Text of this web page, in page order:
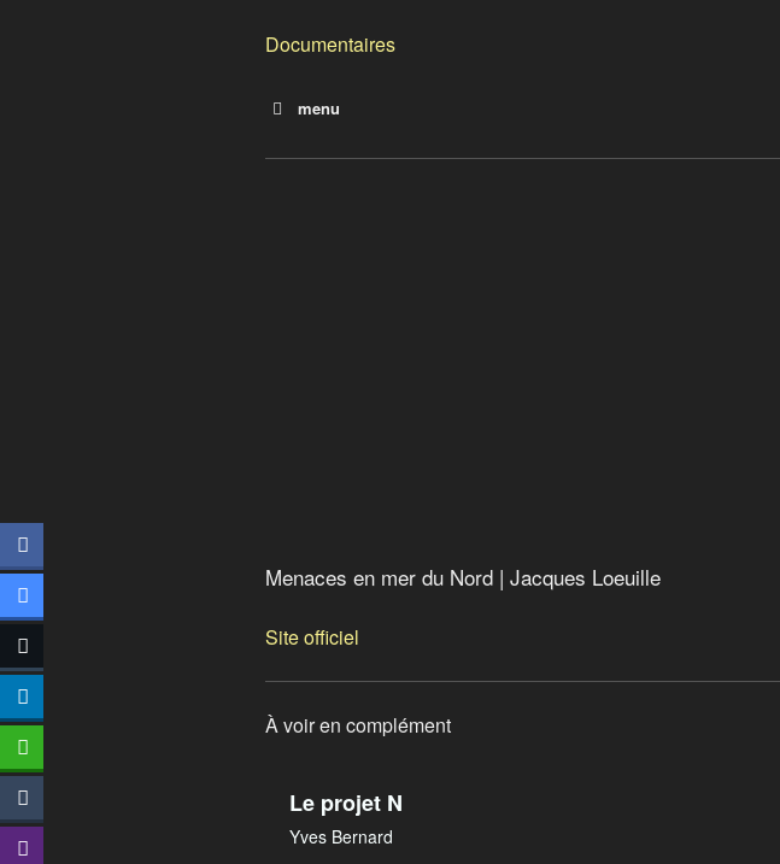
Documentaires
menu
Menaces en mer du Nord | Jacques Loeuille
Site officiel
À voir en complément
Le projet N
Yves Bernard